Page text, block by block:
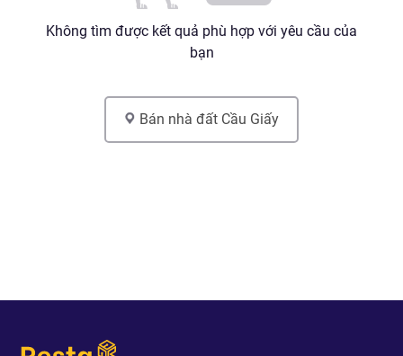
Không tìm được kết quả phù hợp với yêu cầu của
bạn
Bán nhà đất Cầu Giấy